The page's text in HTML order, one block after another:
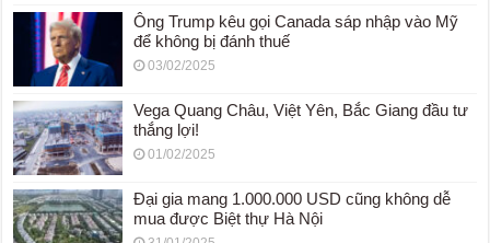
Ông Trump kêu gọi Canada sáp nhập vào Mỹ
để không bị đánh thuế
03/02/2025
Vega Quang Châu, Việt Yên, Bắc Giang đầu tư
thắng lợi!
01/02/2025
Đại gia mang 1.000.000 USD cũng không dễ
mua được Biệt thự Hà Nội